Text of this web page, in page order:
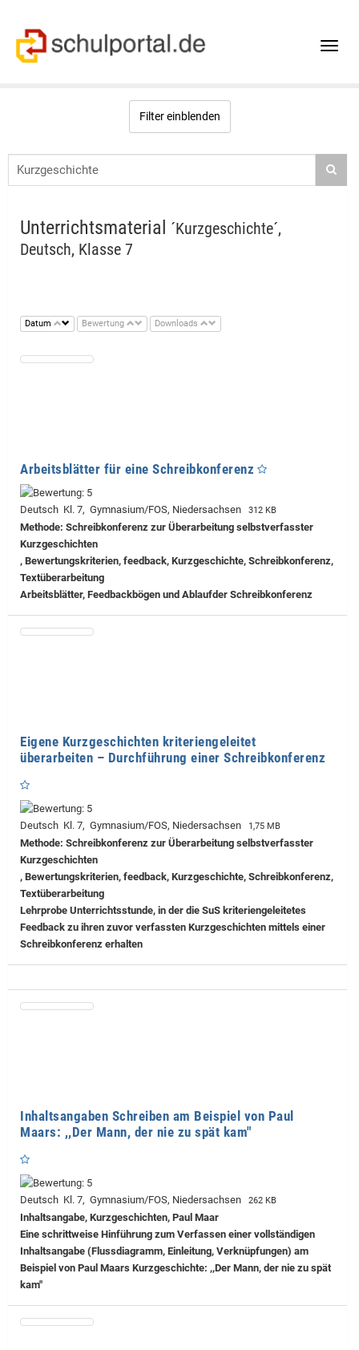
Toggle
Filter einblenden
Unterrichtsmaterial ´Kurzgeschichte´,
Deutsch, Klasse 7
Datum Bewertung Downloads
Arbeitsblätter für eine Schreibkonferenz
Deutsch Kl. 7, Gymnasium/FOS, Niedersachsen 312 KB
Methode: Schreibkonferenz zur Überarbeitung selbstverfasster
Kurzgeschichten
, Bewertungskriterien, feedback, Kurzgeschichte, Schreibkonferenz,
Textüberarbeitung
Arbeitsblätter, Feedbackbögen und Ablaufder Schreibkonferenz
Eigene Kurzgeschichten kriteriengeleitet
überarbeiten – Durchführung einer Schreibkonferenz
Deutsch Kl. 7, Gymnasium/FOS, Niedersachsen 1,75 MB
Methode: Schreibkonferenz zur Überarbeitung selbstverfasster
Kurzgeschichten
, Bewertungskriterien, feedback, Kurzgeschichte, Schreibkonferenz,
Textüberarbeitung
Lehrprobe Unterrichtsstunde, in der die SuS kriteriengeleitetes
Feedback zu ihren zuvor verfassten Kurzgeschichten mittels einer
Schreibkonferenz erhalten
Inhaltsangaben Schreiben am Beispiel von Paul
Maars: ,,Der Mann, der nie zu spät kam"
Deutsch Kl. 7, Gymnasium/FOS, Niedersachsen 262 KB
Inhaltsangabe, Kurzgeschichten, Paul Maar
Eine schrittweise Hinführung zum Verfassen einer vollständigen
Inhaltsangabe (Flussdiagramm, Einleitung, Verknüpfungen) am
Beispiel von Paul Maars Kurzgeschichte: ,,Der Mann, der nie zu spät
kam"